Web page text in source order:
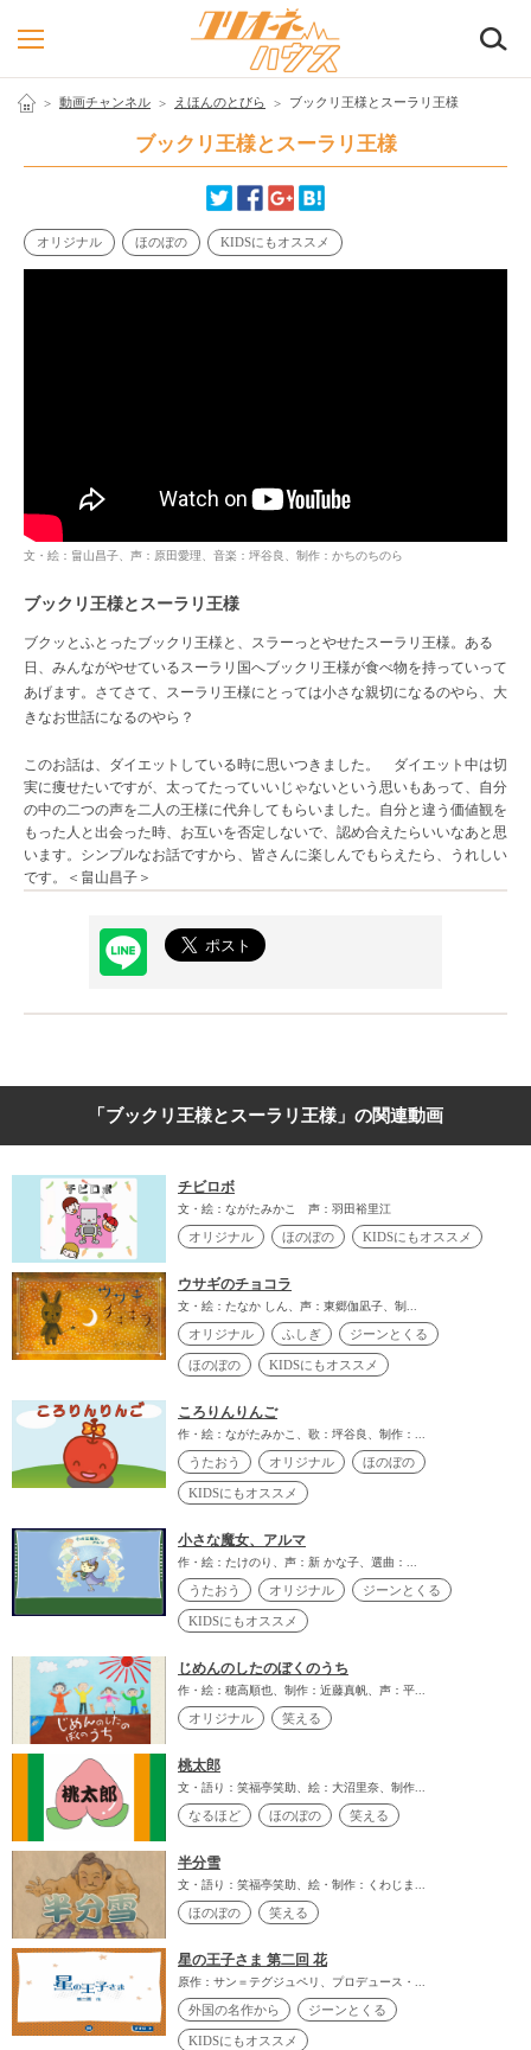
動画チャンネル えほんのとびら ブックリ王様とスーラリ王様
ブックリ王様とスーラリ王様
オリジナル ほのぼの KIDSにもオススメ
文・絵：畠山昌子、声：原田愛理、音楽：坪谷良、制作：かちのちのら
ブックリ王様とスーラリ王様
ブクッとふとったブックリ王様と、スラーっとやせたスーラリ王様。ある
日、みんながやせているスーラリ国へブックリ王様が食べ物を持っていって
あげます。さてさて、スーラリ王様にとっては小さな親切になるのやら、大
きなお世話になるのやら？
このお話は、ダイエットしている時に思いつきました。 ダイエット中は切
実に痩せたいですが、太ってたっていいじゃないという思いもあって、自分
の中の二つの声を二人の王様に代弁してもらいました。自分と違う価値観を
もった人と出会った時、お互いを否定しないで、認め合えたらいいなあと思
います。シンプルなお話ですから、皆さんに楽しんでもらえたら、うれしい
です。＜畠山昌子＞
「ブックリ王様とスーラリ王様」の関連動画
チビロボ
文・絵：ながたみかこ 声：羽田裕里江
オリジナル ほのぼの KIDSにもオススメ
ウサギのチョコラ
文・絵：たなか しん、声：東郷伽凪子、制...
オリジナル ふしぎ ジーンとくる
ほのぼの KIDSにもオススメ
ころりんりんご
作・絵：ながたみかこ、歌：坪谷良、制作：...
うたおう オリジナル ほのぼの
KIDSにもオススメ
小さな魔女、アルマ
作・絵：たけのり、声：新 かな子、選曲：...
うたおう オリジナル ジーンとくる
KIDSにもオススメ
じめんのしたのぼくのうち
作・絵：穂高順也、制作：近藤真帆、声：平...
オリジナル 笑える
桃太郎
文・語り：笑福亭笑助、絵：大沼里奈、制作...
なるほど ほのぼの 笑える
半分雪
文・語り：笑福亭笑助、絵・制作：くわじま...
ほのぼの 笑える
星の王子さま 第二回 花
原作：サン＝テグジュペリ、プロデュース・...
外国の名作から ジーンとくる
KIDSにもオススメ